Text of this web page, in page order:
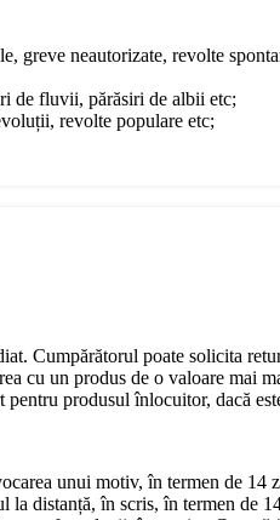
greve neautorizate, revolte
de fluvii, părăsiri de albii etc;
revolte populare etc;
Cumpărătorul poate solicita
cu un produs de o valoare mai
produsul înlocuitor, dacă
unui motiv, în termen de 14
distanță, în scris, în termen de